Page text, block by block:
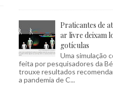
Praticantes de
ar livre deixam
gotículas
Uma simulação
feita por pesquisadores da
trouxe resultados
a pandemia de C...